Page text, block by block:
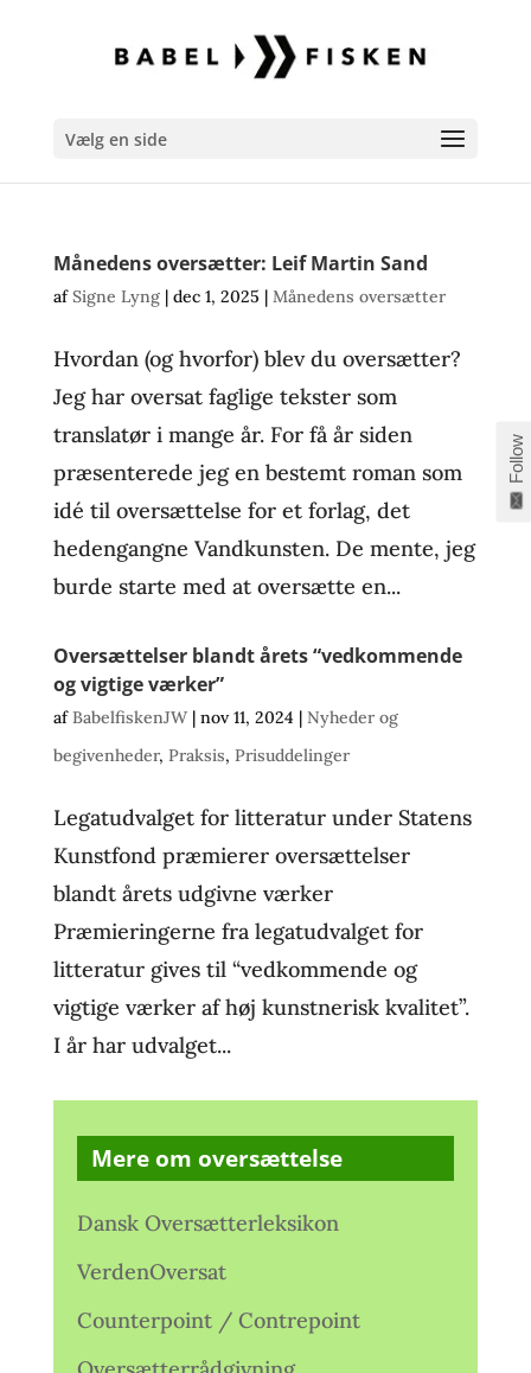
Vælg en side
Månedens oversætter: Leif Martin Sand
afSigne Lyng| dec 1, 2025 | Månedens oversætter
Hvordan (og hvorfor) blev du oversætter?
Jeg har oversat faglige tekster som
translatør i mange år. For få år siden
præsenterede jeg en bestemt roman som
idé til oversættelse for et forlag, det
hedengangne Vandkunsten. De mente, jeg
burde starte med at oversætte en...
Oversættelser blandt årets “vedkommende
og vigtige værker”
afBabelfiskenJW| nov 11, 2024 | Nyheder og
begivenheder, Praksis, Prisuddelinger
Legatudvalget for litteratur under Statens
Kunstfond præmierer oversættelser
blandt årets udgivne værker
Præmieringerne fra legatudvalget for
litteratur gives til “vedkommende og
vigtige værker af høj kunstnerisk kvalitet”.
I år har udvalget...
Mere om oversættelse
Dansk Oversætterleksikon
VerdenOversat
Counterpoint / Contrepoint
Follow